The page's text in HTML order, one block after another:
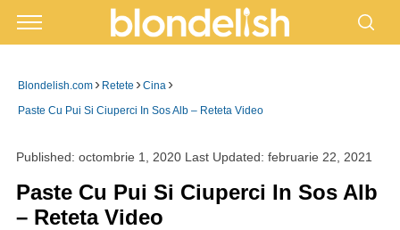
Blondelish.com › Retete ›Cina ›
Paste Cu Pui Si Ciuperci In Sos Alb – Reteta Video
Published: octombrie 1, 2020Last Updated: februarie 22, 2021
Paste Cu Pui Si Ciuperci In Sos Alb
– Reteta Video